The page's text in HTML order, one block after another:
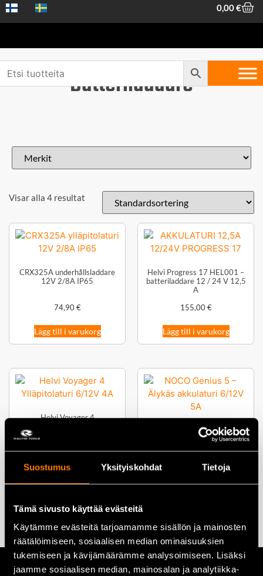
Suostumus Yksityiskohdat Tietoja
Tämä sivusto käyttää evästeitä
Käytämme evästeitä tarjoamamme sisällön ja mainosten
räätälöimiseen, sosiaalisen median ominaisuuksien
tukemiseen ja kävijämäärämme analysoimiseen. Lisäksi
jaamme sosiaalisen median, mainosalan ja analytiikka-
0,00€
Batteriladdare
Visar alla 4 resultat
CRX325A underhållsladdare
12V 2/8A IP65
74,90€
Lägg till i varukorg
Helvi Progress 17 HEL001 –
batteriladdare 12 / 24 V 12,5
A
155,00€
Lägg till i varukorg
Helvi Voyager 4
89,00€
NOCO Genius 5 – Smart
batteriladdare 6/12V 5A med
95,00€